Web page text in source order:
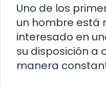
Uno de los
un hombre está
interesado en
su disposición a
manera